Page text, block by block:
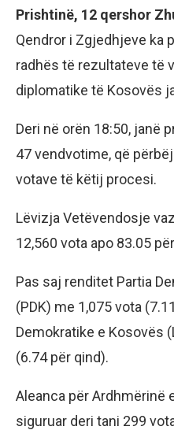
Prishtinë, 12 qershor
Qendror i Zgjedhjeve ka
radhës të rezultateve të
diplomatike të Kosovës
Deri në orën 18:50, janë
47 vendvotime, që
votave të këtij procesi.
Lëvizja Vetëvendosje
12,560 vota apo 83.05
Pas saj renditet Partia
(PDK) me 1,075 vota
Demokratike e Kosovës
(6.74 për qind).
Aleanca për Ardhmërinë
siguruar deri tani 299